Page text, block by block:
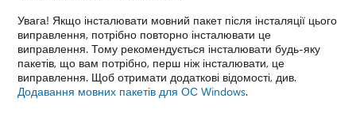
Увага! Якщо інсталювати мовний пакет після інсталяції цього
виправлення, потрібно повторно інсталювати це
виправлення. Тому рекомендується інсталювати будь-яку
пакетів, що вам потрібно, перш ніж інсталювати, це
виправлення. Щоб отримати додаткові відомості, див.
Додавання мовних пакетів для ОС Windows.